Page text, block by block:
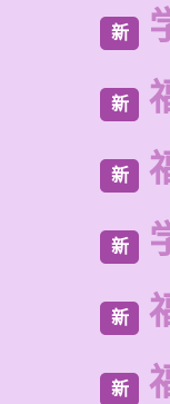
新
新
新
新
新
新